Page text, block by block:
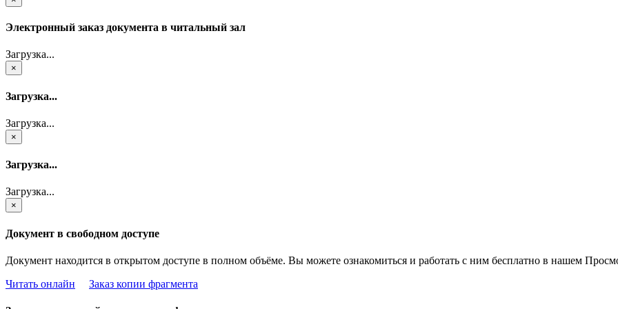
Электронный заказ документа в читальный зал
Загрузка...
×
Загрузка...
Загрузка...
×
Загрузка...
Загрузка...
×
Документ в свободном доступе
Документ находится в открытом доступе в полном объёме. Вы можете ознакомиться и работать с ним бесплатно в нашем
Читать онлайн
Заказ копии фрагмента